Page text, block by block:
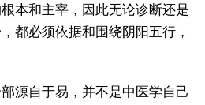
本和主宰，因此无论诊断还是
都必须依据和围绕阴阳五行，
源自于易，并不是中医学自己